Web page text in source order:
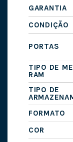
GARANTIA
CONDIÇÃO
PORTAS
TIPO DE
RAM
TIPO DE
FORMATO
COR